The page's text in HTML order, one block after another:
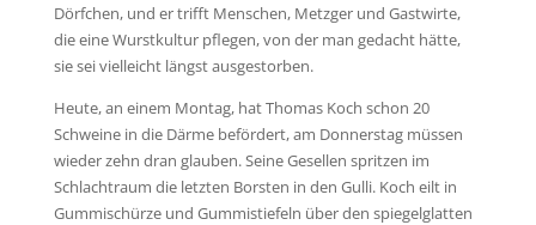
Dörfchen, und er trifft Menschen, Metzger und Gastwirte,
die eine Wurstkultur pflegen, von der man gedacht hätte,
sie sei vielleicht längst ausgestorben.
Heute, an einem Montag, hat Thomas Koch schon 20
Schweine in die Därme befördert, am Donnerstag müssen
wieder zehn dran glauben. Seine Gesellen spritzen im
Schlachtraum die letzten Borsten in den Gulli. Koch eilt in
Gummischürze und Gummistiefeln über den spiegelglatten